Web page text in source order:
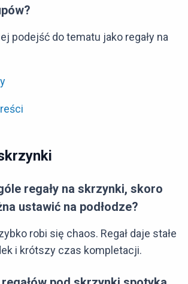
podejść do tematu jako regały na
regały na skrzynki, skoro
ustawić na podłodze?
robi się chaos. Regał daje stałe
i krótszy czas kompletacji.